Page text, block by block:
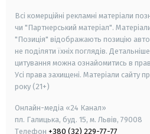
Всі комерційні рекламні матеріали
чи "Партнерський матеріал".
"Позиція" відображають позицію
не поділяти їхніх поглядів.
цитування можна ознайомитись в
Усі права захищені. Матеріали сайту
року (21+)
Онлайн-медіа «24 Канал»
пл. Галицька, буд. 15, м. Львів, 79008
Телефон +380 (32) 229-77-77